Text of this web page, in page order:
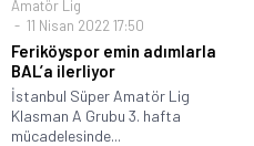
Amatör Lig
11 Nisan 2022 17:50
Feriköyspor emin adımlarla
BAL’a ilerliyor
İstanbul Süper Amatör Lig
Klasman A Grubu 3. hafta
mücadelesinde...